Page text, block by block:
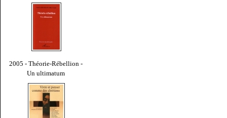
2005 - Théorie-Rébellion -
Un ultimatum